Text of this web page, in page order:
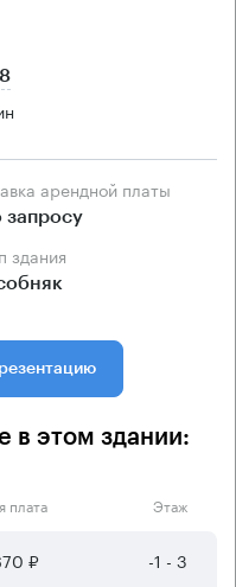
арендной платы
запросу
здания
в этом здании:
плата Этаж
₽ -1 - 3